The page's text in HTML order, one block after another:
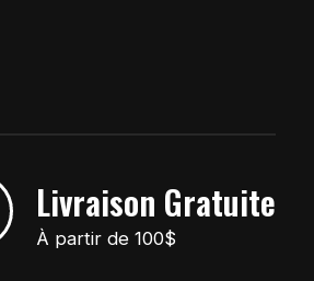
Livraison Gratuite
À partir de 100$